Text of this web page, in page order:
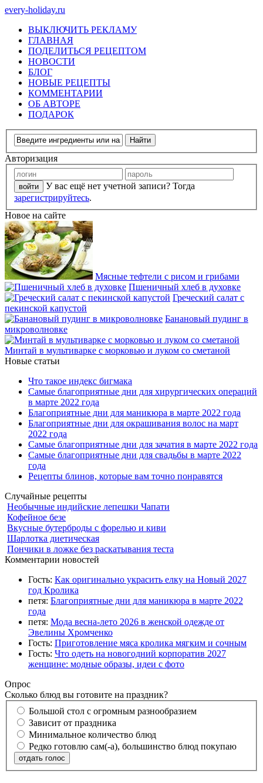
every-holiday.ru
ВЫКЛЮЧИТЬ РЕКЛАМУ
ГЛАВНАЯ
ПОДЕЛИТЬСЯ РЕЦЕПТОМ
НОВОСТИ
БЛОГ
НОВЫЕ РЕЦЕПТЫ
КОММЕНТАРИИ
ОБ АВТОРЕ
ПОДАРОК
Авторизация
У вас ещё нет учетной записи? Тогда
зарегистрируйтесь.
Новое на сайте
Мясные тефтели с рисом и грибами
Пшеничный хлеб в духовке
Греческий салат с
пекинской капустой
Банановый пудинг в
микроволновке
Минтай в мультиварке с морковью и луком со сметаной
Новые статьи
Что такое индекс бигмака
Самые благоприятные дни для хирургических операций
в марте 2022 года
Благоприятные дни для маникюра в марте 2022 года
Благоприятные дни для окрашивания волос на март
2022 года
Самые благоприятные дни для зачатия в марте 2022 года
Самые благоприятные дни для свадьбы в марте 2022
года
Рецепты блинов, которые вам точно понравятся
Случайные рецепты
Необычные индийские лепешки Чапати
Кофейное безе
Вкусные бутерброды с форелью и киви
Шарлотка диетическая
Пончики в ложке без раскатывания теста
Комментарии новостей
Гость: Как оригинально украсить елку на Новый 2027
год Кролика
петя: Благоприятные дни для маникюра в марте 2022
года
петя: Мода весна-лето 2026 в женской одежде от
Эвелины Хромченко
Гость: Приготовление мяса кролика мягким и сочным
Гость: Что одеть на новогодний корпоратив 2027
женщине: модные образы, идеи с фото
Опрос
Сколько блюд вы готовите на праздник?
Большой стол с огромным разнообразием
Зависит от праздника
Минимальное количество блюд
Редко готовлю сам(-а), большинство блюд покупаю
отдать голос